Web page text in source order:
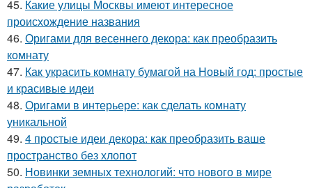
45. Какие улицы Москвы имеют интересное
происхождение названия
46. Оригами для весеннего декора: как преобразить
комнату
47. Как украсить комнату бумагой на Новый год: простые
и красивые идеи
48. Оригами в интерьере: как сделать комнату
уникальной
49. 4 простые идеи декора: как преобразить ваше
пространство без хлопот
50. Новинки земных технологий: что нового в мире